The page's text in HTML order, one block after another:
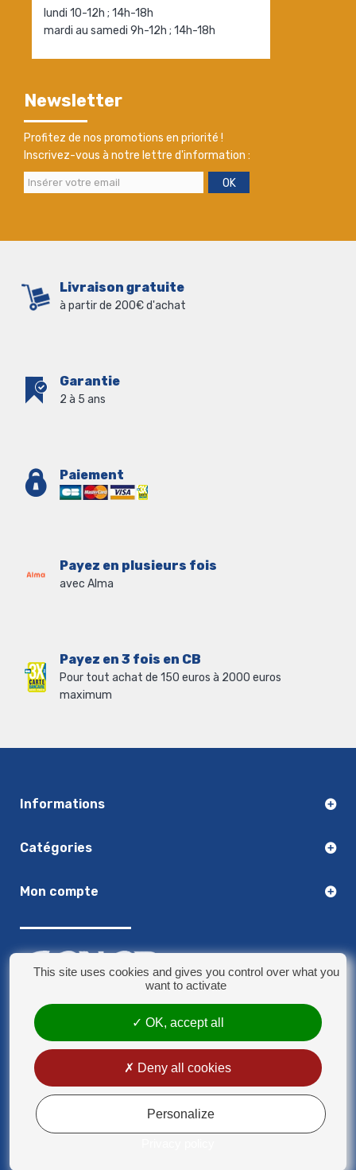
lundi 10-12h ; 14h-18h
mardi au samedi 9h-12h ; 14h-18h
Newsletter
Profitez de nos promotions en priorité !
Inscrivez-vous à notre lettre d'information :
OK
Livraison gratuite
à partir de 200€ d'achat
Garantie
2 à 5 ans
Paiement
Payez en plusieurs fois
avec Alma
Payez en 3 fois en CB
Pour tout achat de 150 euros à 2000 euros
maximum
Informations
Catégories
Mon compte
8 rue Jules Verne - 59790 Ronchin
contact@sonorplus.com
Mentions légales
Conditions générales de vente
This site uses cookies and gives you control over what you
want to activate
OK, accept all
Deny all cookies
Personalize